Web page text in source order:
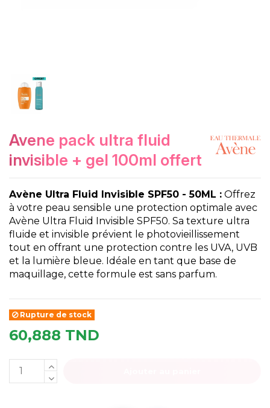
avene pack ultra fluid
invisible + gel 100ml offert
Avène Ultra Fluid Invisible SPF50 - 50ML : Offrez
à votre peau sensible une protection optimale avec
Avène Ultra Fluid Invisible SPF50. Sa texture ultra
fluide et invisible prévient le photovieillissement
tout en offrant une protection contre les UVA, UVB
et la lumière bleue. Idéale en tant que base de
maquillage, cette formule est sans parfum.
Rupture de stock
60,888 TND